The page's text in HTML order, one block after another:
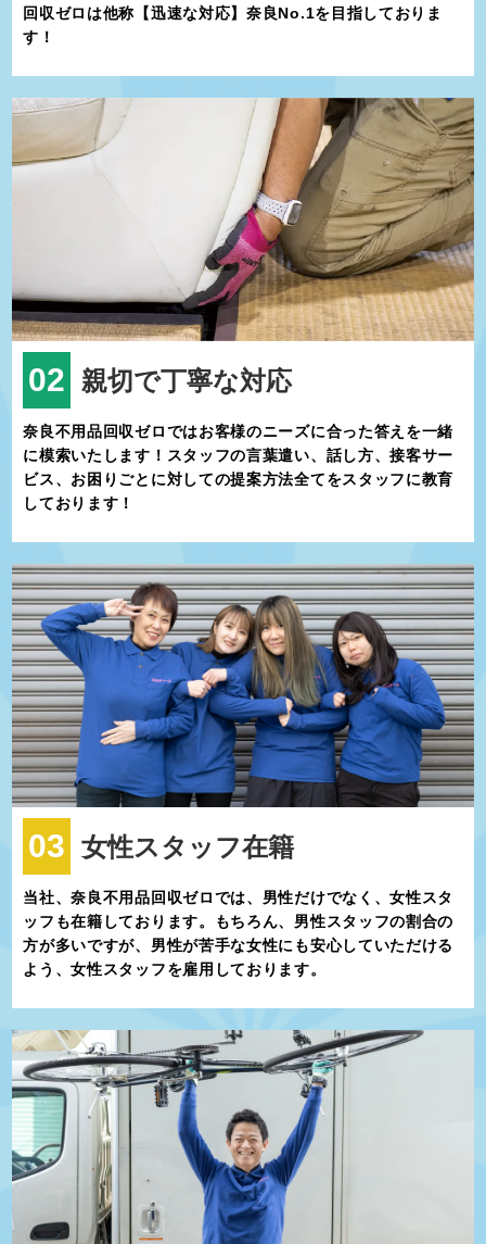
じることができます。地域に根付く伝統工芸品やお土産屋さんも点
在しており、ゆったりとした時間を過ごせます。
で、奈良市や大阪市へのアクセスも便利です。駅周辺には商業施設
や飲食店があり、生活の利便性も高いです。
また、地域住民によるコミュニティ活動が盛んで、子どもからお年
寄りまでが参加できるイベントが頻繁に開催されています。これに
より、住民同士のつながりが深まり、安心して暮らせる環境が整っ
大淀町では子育て支援が充実しており、子育て世代に優しい環境が
整っています。保育園や小中学校が複数あり、アットホームな教育
環境が魅力です。また、子どもたちの学びや遊びの場として、町の
図書館や公園が活用されています。行政も子育て世帯への支援を積
大淀町では年間を通じて様々な地域イベントが開催されています。
例えば、春には花見イベント、夏には吉野川を舞台にした祭りや花
火大会、秋には収穫祭など、住民も観光客も楽しめる行事が目白押
しです。
特産品としては、地元で採れた新鮮な野菜や果物が人気です。ま
た、吉野杉を使った工芸品や家具も注目されています。これらの特
奈良県大淀町は、自然と歴史、そして温かな地域文化が調和した魅
力的な町です。都会の喧騒を離れてゆったりとした時間を過ごした
い方、自然に囲まれた暮らしを求める方にぴったりの場所です。観
光や移住を検討されている方は、ぜひ一度大淀町を訪れてその魅力
を肌で感じてみてください。
回収ゼロは他称【迅速な対応】奈良No.1を目指しておりま
す！
02 親切で丁寧な対応
奈良不用品回収ゼロではお客様のニーズに合った答えを一緒
に模索いたします！スタッフの言葉遣い、話し方、接客サー
ビス、お困りごとに対しての提案方法全てをスタッフに教育
しております！
03 女性スタッフ在籍
当社、奈良不用品回収ゼロでは、男性だけでなく、女性スタ
ッフも在籍しております。もちろん、男性スタッフの割合の
方が多いですが、男性が苦手な女性にも安心していただける
よう、女性スタッフを雇用しております。